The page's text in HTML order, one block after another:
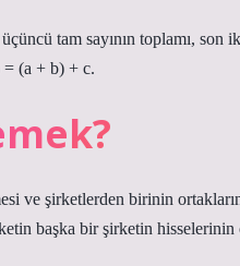
tam sayının toplamı, son
= (a + b) + c.
ve şirketlerden birinin
başka bir şirketin hisselerinin